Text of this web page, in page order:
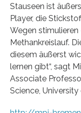
Stauseen ist
Player, die
Wegen
Methankreislauf.
diesem äußerst
lernen gibt“, sagt
Associate
Science,